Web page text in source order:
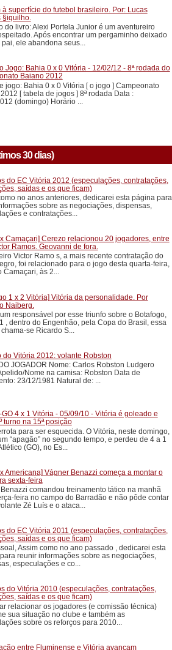
à superfície do futebol brasileiro. Por: Lucas
§iquilho.
do livro: Alexi Portela Junior é um aventureiro
Após encontrar um pergaminho deixado
ele abandona seus...
Jogo: Bahia 0 x 0 Vitória - 12/02/12 - 8ª rodada do
Baiano 2012
jogo: Bahia 0 x 0 Vitória [ o jogo ] Campeonato
[ tabela de jogos ] 8ª rodada Data :
(domingo) Horário ...
30 dias)
do EC Vitória 2012 (especulações, contratações,
saídas e os que ficam)
no anos anteriores, dedicarei esta página para
sobre as negociações, dispensas,
e contratações...
Camaçari] Cerezo relacionou 20 jogadores, entre
Ramos. Geovanni de fora.
Victor Ramo s, a mais recente contratação do
foi relacionado para o jogo desta quarta-feira,
Camaçari, às 2...
1 x 2 Vitória] Vitória da personalidade. Por
Naiberg.
responsável por esse triunfo sobre o Botafogo,
, dentro do Engenhão, pela Copa do Brasil, essa
se Ricardo S...
do Vitória 2012: volante Robston
JOGADOR Nome: Carlos Robston Ludgero
Nome na camisa: Robston Data de
23/12/1981 Natural de: ...
4 x 1 Vitória - 05/09/10 - Vitória é goleado e
turno na 15ª posição
para ser esquecida. O Vitória, neste domingo,
“apagão” no segundo tempo, e perdeu de 4 a 1
(GO), no Es...
Americana] Vágner Benazzi começa a montar o
sexta-feira
comandou treinamento tático na manhã
feira no campo do Barradão e não pôde contar
Zé Luís e o ataca...
do EC Vitória 2011 (especulações, contratações,
saídas e os que ficam)
Assim como no ano passado , dedicarei esta
reunir informações sobre as negociações,
especulações e co...
do Vitória 2010 (especulações, contratações,
saídas e os que ficam)
relacionar os jogadores (e comissão técnica)
sua situação no clube e também as
sobre os reforços para 2010...
entre Fluminense e Vitória avançam